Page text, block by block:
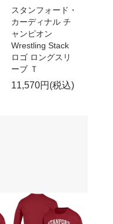
スタンフォード・
カーディナル チ
ャンピオン
Wrestling Stack
ロゴ ロングスリ
ーブ Ｔ
11,570円(税込)